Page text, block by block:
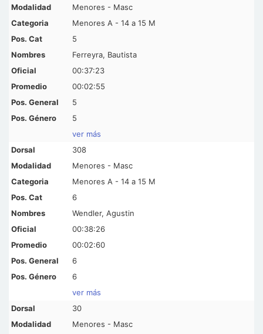
Menores - Masc
Menores A - 14 a 15 M
5
Ferreyra, Bautista
00:37:23
00:02:55
5
5
ver más
308
Menores - Masc
Menores A - 14 a 15 M
6
Wendler, Agustin
00:38:26
00:02:60
6
6
ver más
30
Menores - Masc